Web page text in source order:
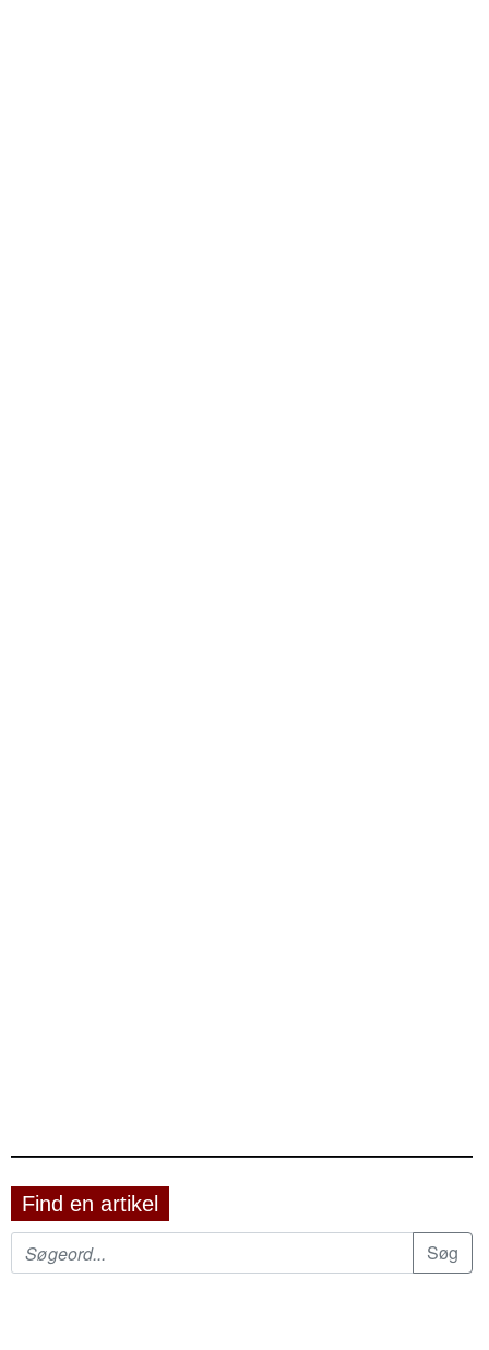
Find en artikel